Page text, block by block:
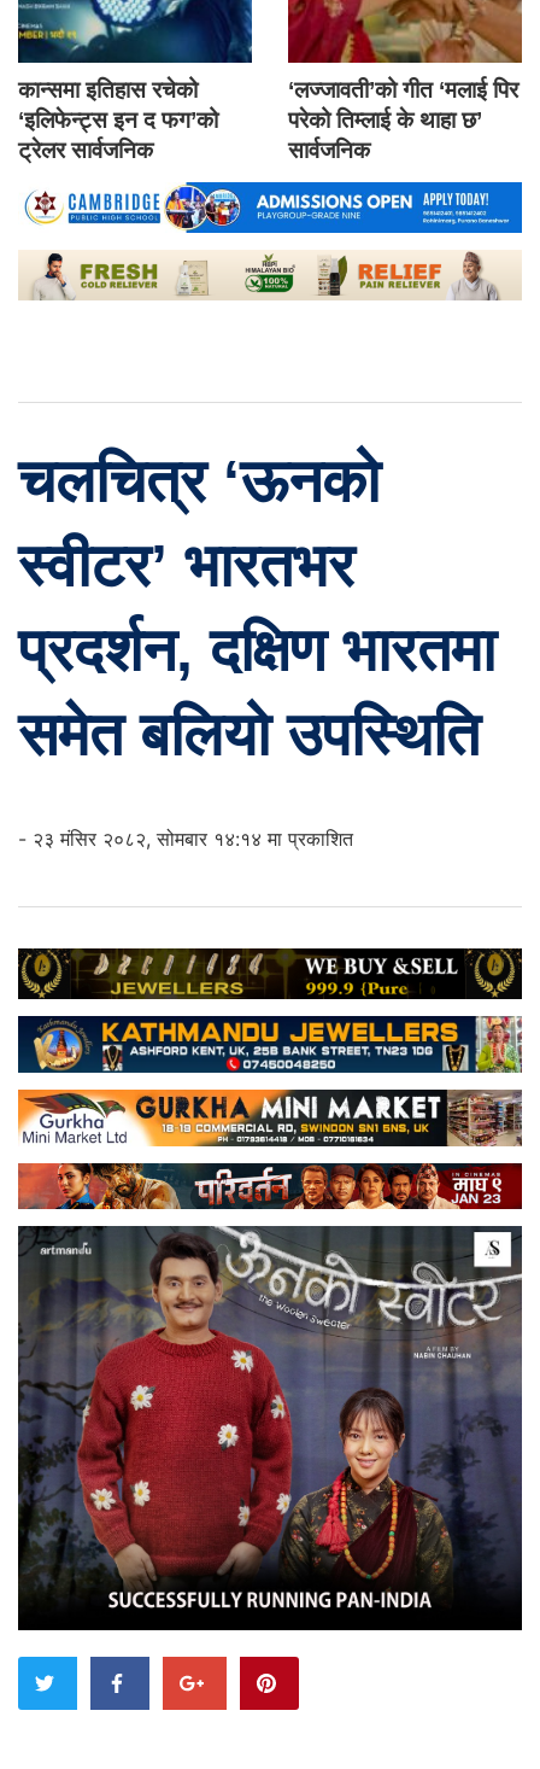
कान्समा इतिहास रचेको
‘इलिफेन्ट्स इन द फग’को
ट्रेलर सार्वजनिक
‘लज्जावती’को गीत ‘मलाई पिर
परेको तिम्लाई के थाहा छ’
सार्वजनिक
चलचित्र ‘ऊनको
स्वीटर’ भारतभर
प्रदर्शन, दक्षिण भारतमा
समेत बलियो उपस्थिति
- २३ मंसिर २०८२, सोमबार १४:१४ मा प्रकाशित